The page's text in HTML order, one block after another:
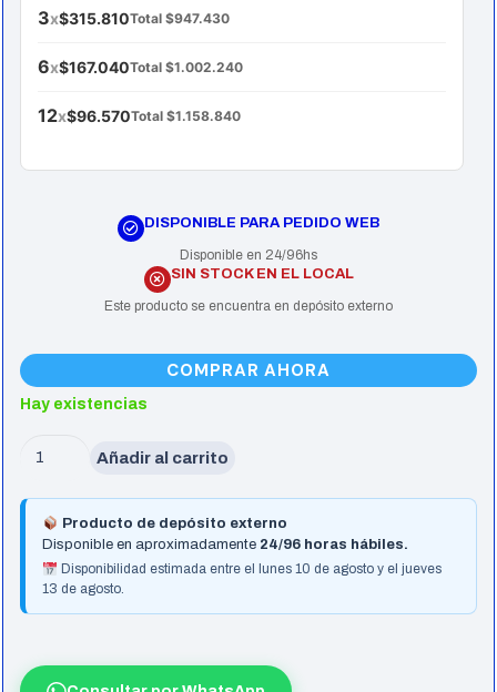
3x$315.810Total $947.430
6x$167.040Total $1.002.240
12x$96.570Total $1.158.840
DISPONIBLE PARA PEDIDO WEB
Disponible en 24/96hs
SIN STOCK EN EL LOCAL
Este producto se encuentra en depósito externo
COMPRAR AHORA
Hay existencias
Placa
Video
Asrock
Rx9060Xt
8Gb
Legend
Añadir al carrito
Producto de depósito externo
Disponible en aproximadamente 24/96 horas hábiles.
Disponibilidad estimada entre el lunes 10 de agosto y el jueves
13 de agosto.